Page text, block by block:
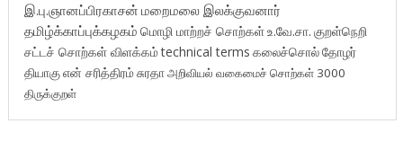
இ.பு.ஞானப்பிரகாசன் மறைமலை இலக்குவனார்
தமிழ்க்காப்புக்கழகம் மொழி மாற்றச் சொற்கள்உ.வே.சா. குறள்நெறி
சட்டச் சொற்கள் விளக்கம்technical terms கலைச்சொல்தோழர்
தியாகுஎன் சரித்திரம்சுரதாஅறிவியல் வகைமைச் சொற்கள் 3000
திருக்குறள்